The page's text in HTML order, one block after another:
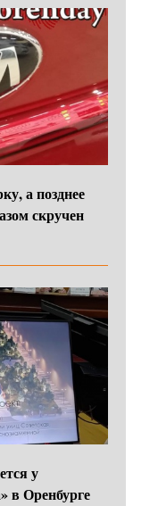
а позднее
скручен
у
в Оренбурге